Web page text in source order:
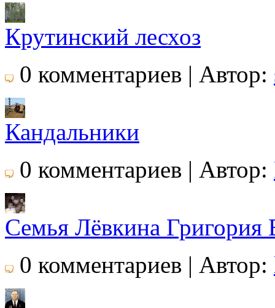
Крутинский лесхоз
0 комментариев | Автор:
Кандальники
0 комментариев | Автор:
Семья Лёвкина Григория
0 комментариев | Автор: